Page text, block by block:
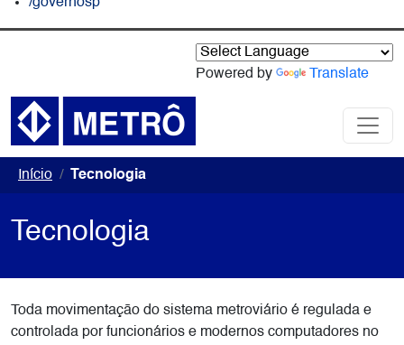
/governosp
Powered by Translate
Início Tecnologia
Tecnologia
Toda movimentação do sistema metroviário é regulada e
controlada por funcionários e modernos computadores no